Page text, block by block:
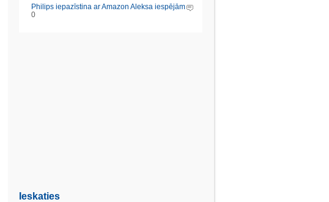
Philips iepazīstina ar Amazon Aleksa iespējām
0
Ieskaties